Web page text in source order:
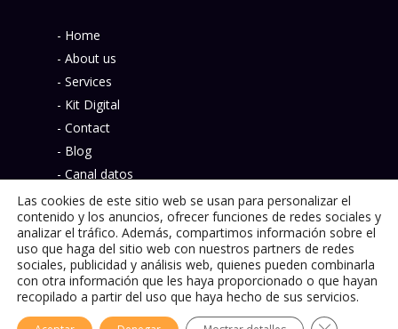
- Home
- About us
- Services
- Kit Digital
- Contact
- Blog
- Canal datos
- Política de privacidad
© 2026 Nivoria.
Las cookies de este sitio web se usan para personalizar el
contenido y los anuncios, ofrecer funciones de redes sociales y
analizar el tráfico. Además, compartimos información sobre el
uso que haga del sitio web con nuestros partners de redes
sociales, publicidad y análisis web, quienes pueden combinarla
con otra información que les haya proporcionado o que hayan
recopilado a partir del uso que haya hecho de sus servicios.